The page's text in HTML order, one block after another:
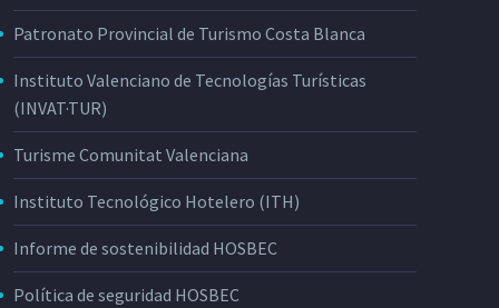
Patronato Provincial de Turismo Costa Blanca
Instituto Valenciano de Tecnologías Turísticas
(INVAT·TUR)
Turisme Comunitat Valenciana
Instituto Tecnológico Hotelero (ITH)
Informe de sostenibilidad HOSBEC
Política de seguridad HOSBEC